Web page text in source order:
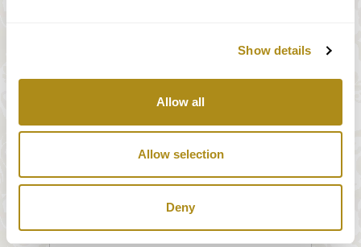
Show details
Allow all
Allow selection
Deny
Programm des Streichquartettes umfasst
Konservatorium und die Musikuniversität
Wien absolviert. Die Künstler weisen eine
sind Preisträger mehrerer Wettbewerbe.